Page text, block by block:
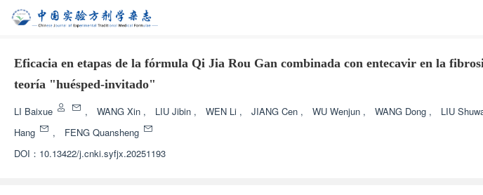
Eficacia en etapas de la fórmula Qi Jia Rou Gan combinada con entecavir en la
teoría "huésped-invitado"
LI Baixue , WANG Xin , LIU Jibin , WEN Li , JIANG Cen , WU Wenjun , WANG Dong , LIU
Hang
,
FENG Quansheng
DOI： 10.13422/j.cnki.syfjx.20251193